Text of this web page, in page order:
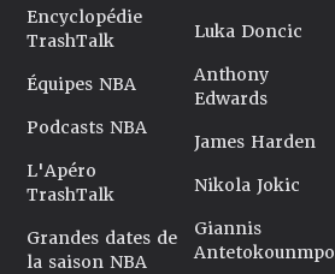
Encyclopédie
TrashTalk
Équipes NBA
Podcasts NBA
L'Apéro
TrashTalk
Grandes dates de
la saison NBA
Luka Doncic
Anthony
Edwards
James Harden
Nikola Jokic
Giannis
Antetokounmpo